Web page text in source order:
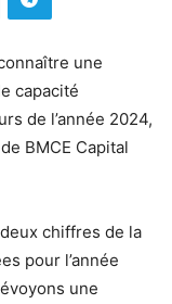
une
capacité
de l’année 2024,
BMCE Capital
chiffres de la
pour l’année
une